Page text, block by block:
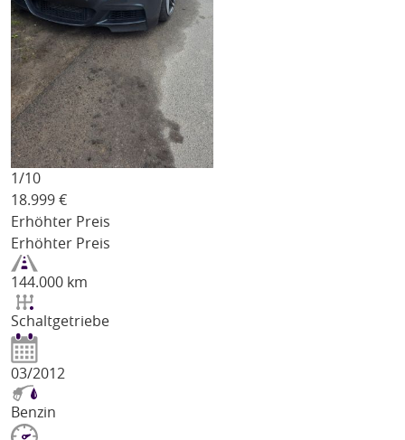
1/10
18.999 €
Erhöhter Preis
Erhöhter Preis
144.000 km
Schaltgetriebe
03/2012
Benzin